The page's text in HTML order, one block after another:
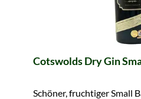
Cotswolds Dry Gin
Schöner, fruchtiger Small